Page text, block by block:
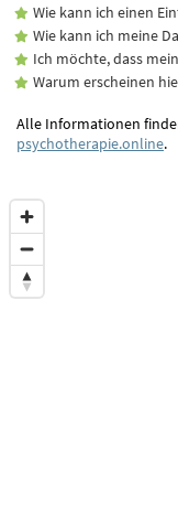
Wie kann ich einen
Wie kann ich meine
Ich möchte, dass
Warum erscheinen
Alle Informationen
psychotherapie.online.